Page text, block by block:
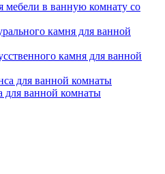
мебели в ванную комнату со
камня для ванной
камня для ванной
для ванной комнаты
для ванной комнаты